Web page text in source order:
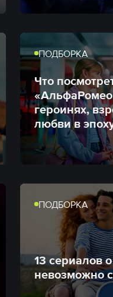
ПОДБОРКА
Что
героинях,
любви в
ПОДБОРКА
13 сериалов
невозможно